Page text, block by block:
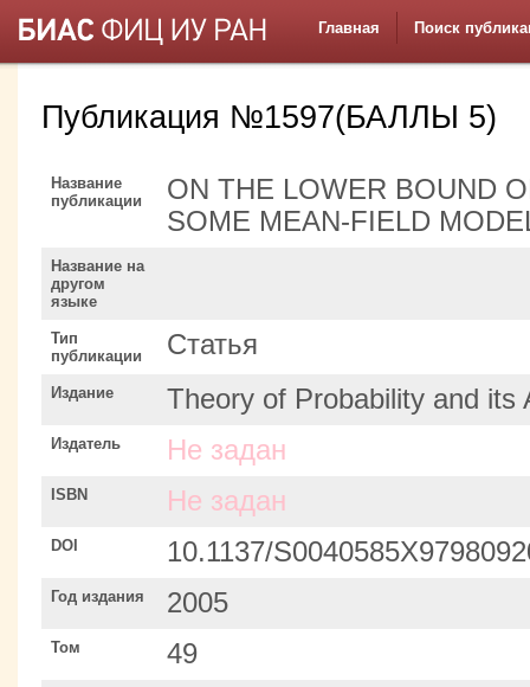
Главная Поиск
Публикация №1597(БАЛЛЫ 5)
Название
публикации
ON THE LOWER BOUND
SOME MEAN-FIELD
Название на
другом
языке
Тип
публикации
Статья
Издание Theory of Probability and its
Издатель Не задан
ISBN Не задан
DOI 10.1137/
Год издания 2005
Том 49